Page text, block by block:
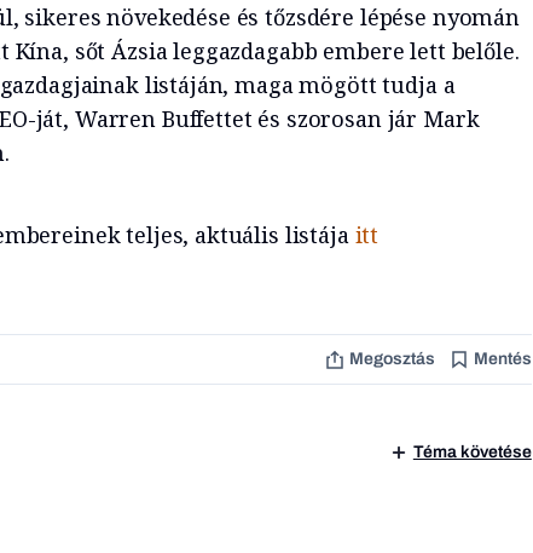
sikeres növekedése és tőzsdére lépése nyomán
Kína, sőt Ázsia leggazdagabb embere lett belőle.
listáján, maga mögött tudja a
ját, Warren Buffettet és szorosan jár Mark
teljes, aktuális listája itt
Megosztás Mentés
Téma követése